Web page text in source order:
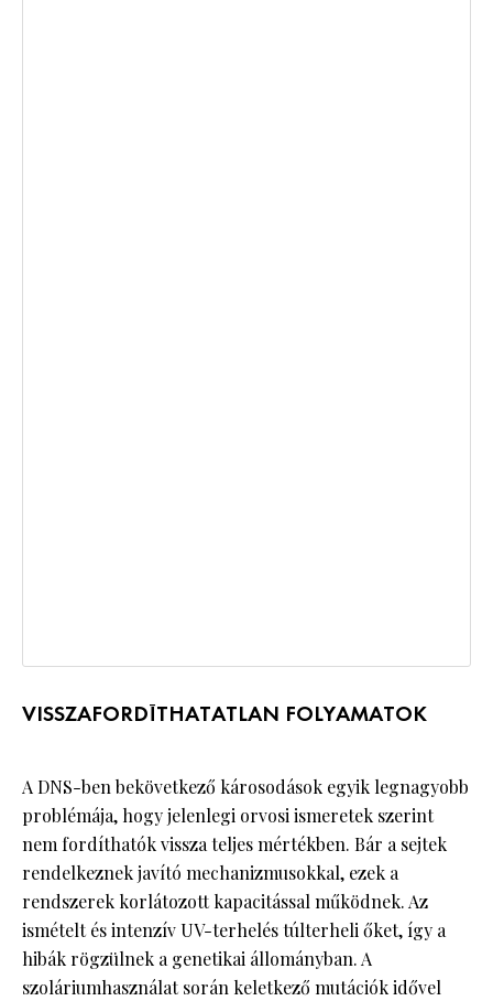
VISSZAFORDÍTHATATLAN FOLYAMATOK
A DNS-ben bekövetkező károsodások egyik legnagyobb
problémája, hogy jelenlegi orvosi ismeretek szerint
nem fordíthatók vissza teljes mértékben. Bár a sejtek
rendelkeznek javító mechanizmusokkal, ezek a
rendszerek korlátozott kapacitással működnek. Az
ismételt és intenzív UV-terhelés túlterheli őket, így a
hibák rögzülnek a genetikai állományban. A
szoláriumhasználat során keletkező mutációk idővel